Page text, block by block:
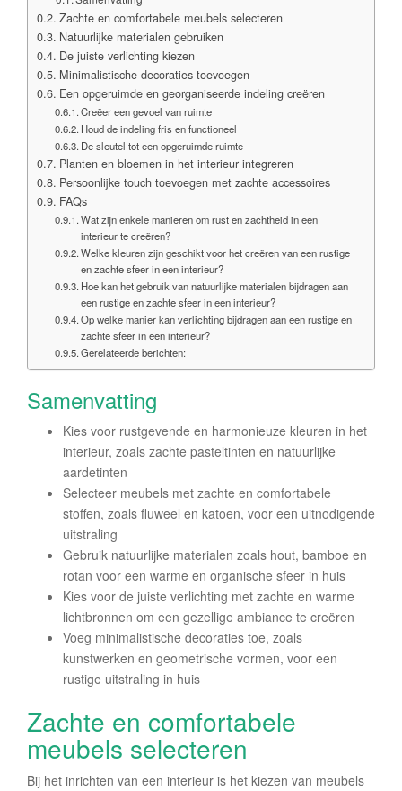
Zachte en comfortabele meubels selecteren
Natuurlijke materialen gebruiken
De juiste verlichting kiezen
Minimalistische decoraties toevoegen
Een opgeruimde en georganiseerde indeling creëren
Creëer een gevoel van ruimte
Houd de indeling fris en functioneel
De sleutel tot een opgeruimde ruimte
Planten en bloemen in het interieur integreren
Persoonlijke touch toevoegen met zachte accessoires
FAQs
Wat zijn enkele manieren om rust en zachtheid in een
interieur te creëren?
Welke kleuren zijn geschikt voor het creëren van een rustige
en zachte sfeer in een interieur?
Hoe kan het gebruik van natuurlijke materialen bijdragen aan
een rustige en zachte sfeer in een interieur?
Op welke manier kan verlichting bijdragen aan een rustige en
zachte sfeer in een interieur?
Gerelateerde berichten:
Samenvatting
Kies voor rustgevende en harmonieuze kleuren in het
interieur, zoals zachte pasteltinten en natuurlijke
aardetinten
Selecteer meubels met zachte en comfortabele
stoffen, zoals fluweel en katoen, voor een uitnodigende
uitstraling
Gebruik natuurlijke materialen zoals hout, bamboe en
rotan voor een warme en organische sfeer in huis
Kies voor de juiste verlichting met zachte en warme
lichtbronnen om een gezellige ambiance te creëren
Voeg minimalistische decoraties toe, zoals
kunstwerken en geometrische vormen, voor een
rustige uitstraling in huis
Zachte en comfortabele
meubels selecteren
Bij het inrichten van een interieur is het kiezen van meubels